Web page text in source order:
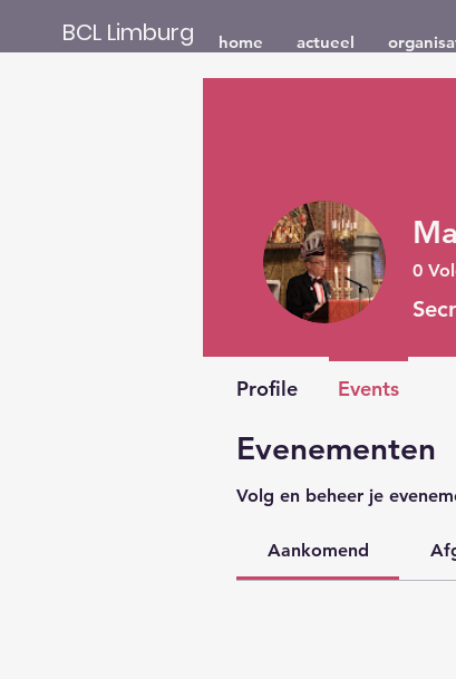
BCL Limburg home actueel
Evenementen
Volg en beheer je
Aankomend
0
Profile Events